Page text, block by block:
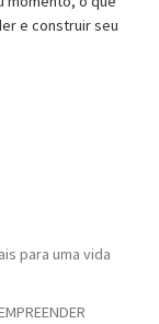
e construir seu
para uma vida